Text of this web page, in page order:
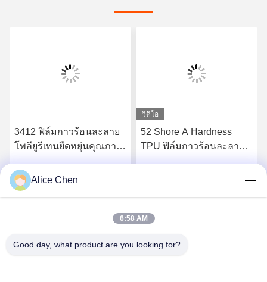
3412 ฟิล์มกาวร้อนละลาย
โพลียูรีเทนยืดหยุ่นคุณภาพ
วิดีโอ
52 Shore A Hardness
TPU ฟิล์มกาวร้อนละลาย
Alice Chen
6:58 AM
Good day, what product are you looking for?